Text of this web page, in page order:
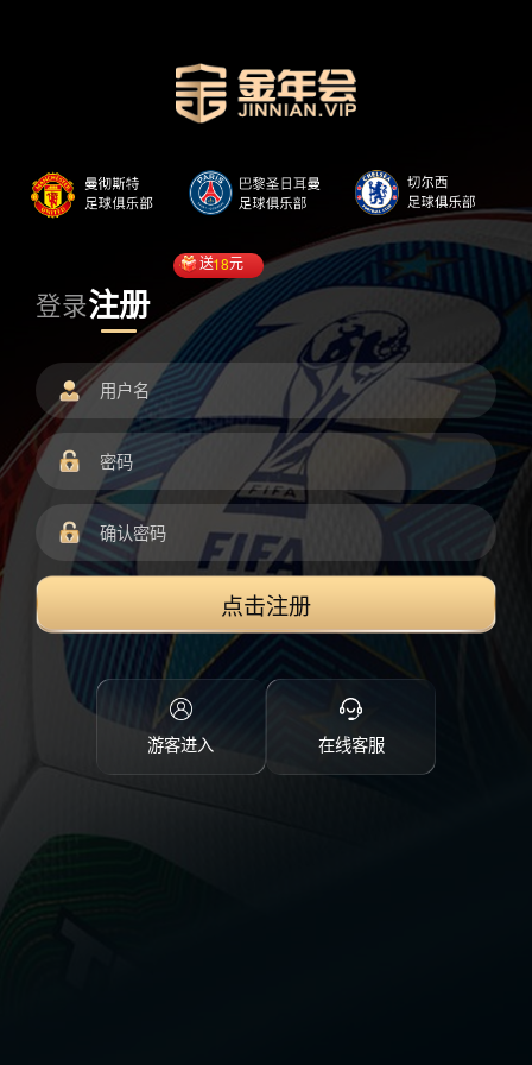
登录注册
送18元
点击注册
游客进入 在线客服